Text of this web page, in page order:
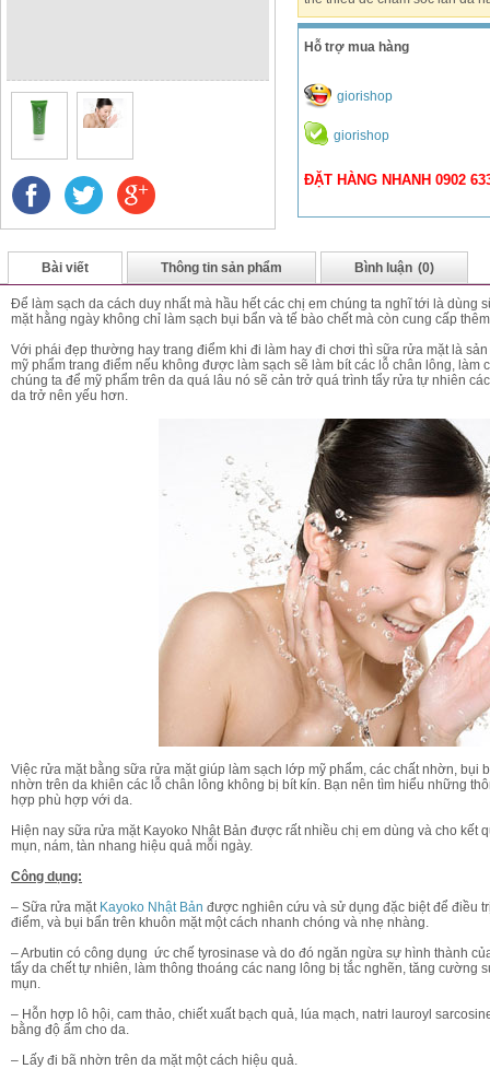
Hỗ trợ mua hàng
giorishop
giorishop
ĐẶT HÀNG NHANH 0902
Bài viết Thông tin sản phẩm Bình luận (0)
Để làm sạch da cách duy nhất mà hầu hết các chị em chúng ta nghĩ tới là dùng
mặt hằng ngày không chỉ làm sạch bụi bẩn và tế bào chết mà còn cung cấp
Với phái đẹp thường hay trang điểm khi đi làm hay đi chơi thì sữa rửa mặt là
mỹ phẩm trang điểm nếu không được làm sạch sẽ làm bít các lỗ chân lông, làm
chúng ta để mỹ phẩm trên da quá lâu nó sẽ cản trở quá trình tẩy rửa tự nhiên
da trở nên yếu hơn.
Việc rửa mặt bằng sữa rửa mặt giúp làm sạch lớp mỹ phẩm, các chất nhờn, bụi
nhờn trên da khiên các lỗ chân lông không bị bít kín. Bạn nên tìm hiểu những
hợp phù hợp với da.
Hiện nay sữa rửa mặt Kayoko Nhật Bản được rất nhiều chị em dùng và cho kết
mụn, nám, tàn nhang hiệu quả mỗi ngày.
Công dụng:
– Sữa rửa mặt Kayoko Nhật Bản được nghiên cứu và sử dụng đặc biệt để điều
điểm, và bụi bẩn trên khuôn mặt một cách nhanh chóng và nhẹ nhàng.
– Arbutin có công dụng ức chế tyrosinase và do đó ngăn ngừa sự hình thành
tẩy da chết tự nhiên, làm thông thoáng các nang lông bị tắc nghẽn, tăng cường
mụn.
– Hỗn hợp lô hội, cam thảo, chiết xuất bạch quả, lúa mạch, natri lauroyl
bằng độ ẩm cho da.
– Lấy đi bã nhờn trên da mặt một cách hiệu quả.
Bộ Mỹ Phẩm Kayoko
2,900,000 VND
2,500,000 VND
Mua hàng